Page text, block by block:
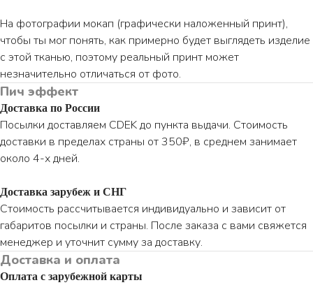
На фотографии мокап (графически наложенный принт),
чтобы ты мог понять, как примерно будет выглядеть изделие
с этой тканью, поэтому реальный принт может
незначительно отличаться от фото.
Пич эффект
Доставка по России
Посылки доставляем CDEK до пункта выдачи. Стоимость
доставки в пределах страны от 350₽, в среднем занимает
около 4-х дней.
Доставка зарубеж и СНГ
Стоимость рассчитывается индивидуально и зависит от
габаритов посылки и страны. После заказа с вами свяжется
менеджер и уточнит сумму за доставку.
Доставка и оплата
Оплата с зарубежной карты